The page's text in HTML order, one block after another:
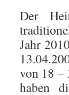
Der
Jahr
von 18 –
haben